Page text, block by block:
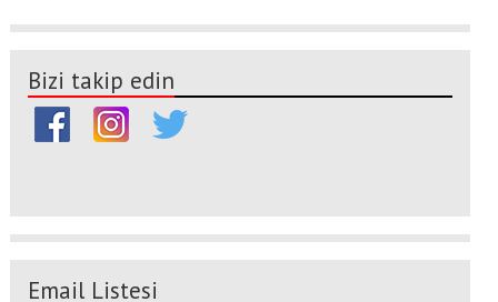
Bizi takip edin
Email Listesi